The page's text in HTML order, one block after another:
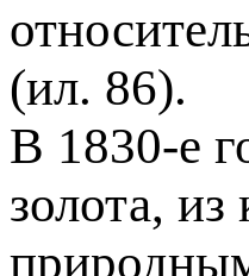
(ил. 86).
В 1830-е
золота, из